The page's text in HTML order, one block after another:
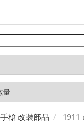
手槍 改裝部品 1911